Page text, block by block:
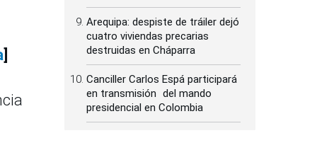
]
Arequipa: despiste de tráiler dejó
cuatro viviendas precarias
destruidas en Cháparra
Canciller Carlos Espá participará
en transmisión del mando
presidencial en Colombia